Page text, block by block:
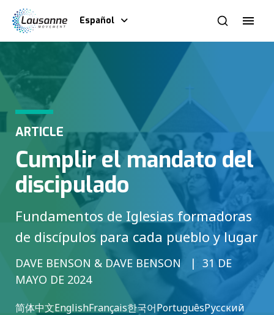
Español
ARTICLE
Cumplir el mandato del
discipulado
Fundamentos de Iglesias formadoras
de discípulos para cada pueblo y lugar
DAVE BENSON & DAVE BENSON
31 DE
MAYO DE 2024
简体中文EnglishFrançais한국어PortuguêsРусский